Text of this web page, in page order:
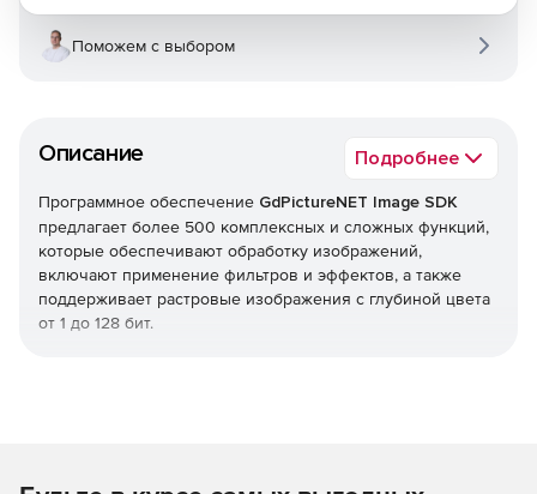
Описание Подробнее
Программное обеспечение GdPictureNET Image SDK
предлагает более 500 комплексных и сложных функций,
которые обеспечивают обработку изображений,
включают применение фильтров и эффектов, а также
поддерживает растровые изображения с глубиной цвета
от 1 до 128 бит.
Поможем с выбором